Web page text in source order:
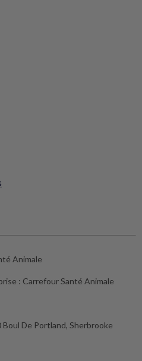
Animale
: Carrefour Santé Animale
Boul De Portland, Sherbrooke